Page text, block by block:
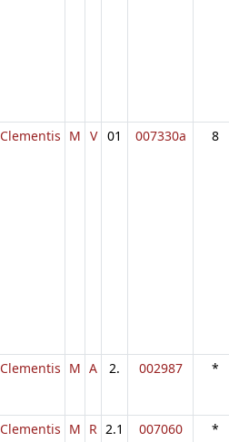
Clementis M V 01 007330a 8
Clementis M A 2. 002987 *
Clementis M R 2.1 007060 *